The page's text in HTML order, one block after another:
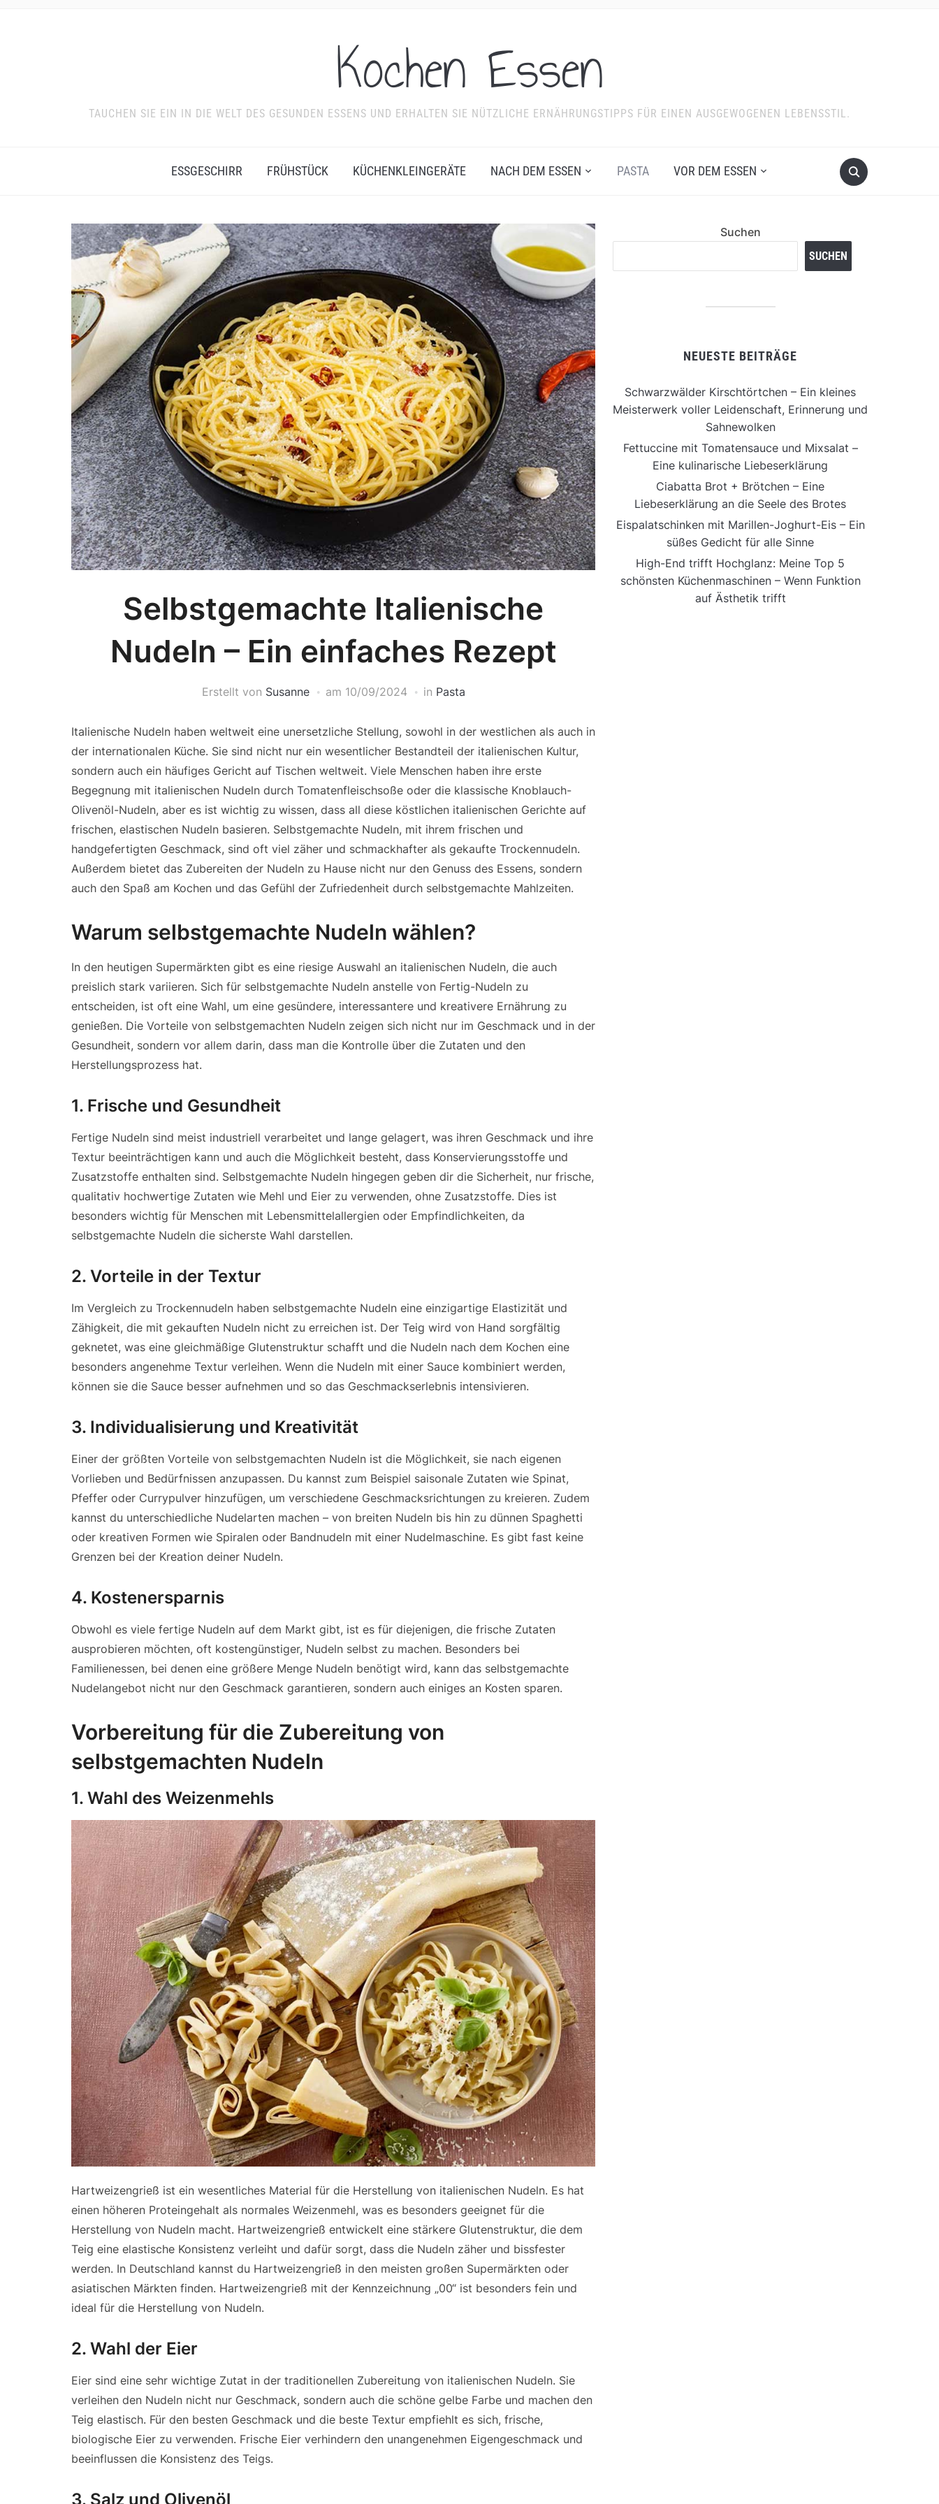
Kochen Essen
TAUCHEN SIE EIN IN DIE WELT DES GESUNDEN ESSENS UND ERHALTEN SIE NÜTZLICHE ERNÄHRUNGSTIPPS FÜR EINEN AUSGEWOGENEN LEBENSSTIL.
ESSGESCHIRR FRÜHSTÜCK KÜCHENKLEINGERÄTE NACH DEM ESSEN PASTA VOR DEM ESSEN
Selbstgemachte Italienische
Nudeln – Ein einfaches Rezept
Erstellt von Susanne am 10/09/2024 in Pasta
Italienische Nudeln haben weltweit eine unersetzliche Stellung, sowohl in der westlichen als auch in
der internationalen Küche. Sie sind nicht nur ein wesentlicher Bestandteil der italienischen Kultur,
sondern auch ein häufiges Gericht auf Tischen weltweit. Viele Menschen haben ihre erste
Begegnung mit italienischen Nudeln durch Tomatenfleischsoße oder die klassische Knoblauch-
Olivenöl-Nudeln, aber es ist wichtig zu wissen, dass all diese köstlichen italienischen Gerichte auf
frischen, elastischen Nudeln basieren. Selbstgemachte Nudeln, mit ihrem frischen und
handgefertigten Geschmack, sind oft viel zäher und schmackhafter als gekaufte Trockennudeln.
Außerdem bietet das Zubereiten der Nudeln zu Hause nicht nur den Genuss des Essens, sondern
auch den Spaß am Kochen und das Gefühl der Zufriedenheit durch selbstgemachte Mahlzeiten.
Warum selbstgemachte Nudeln wählen?
In den heutigen Supermärkten gibt es eine riesige Auswahl an italienischen Nudeln, die auch
preislich stark variieren. Sich für selbstgemachte Nudeln anstelle von Fertig-Nudeln zu
entscheiden, ist oft eine Wahl, um eine gesündere, interessantere und kreativere Ernährung zu
genießen. Die Vorteile von selbstgemachten Nudeln zeigen sich nicht nur im Geschmack und in der
Gesundheit, sondern vor allem darin, dass man die Kontrolle über die Zutaten und den
Herstellungsprozess hat.
1. Frische und Gesundheit
Fertige Nudeln sind meist industriell verarbeitet und lange gelagert, was ihren Geschmack und ihre
Textur beeinträchtigen kann und auch die Möglichkeit besteht, dass Konservierungsstoffe und
Zusatzstoffe enthalten sind. Selbstgemachte Nudeln hingegen geben dir die Sicherheit, nur frische,
qualitativ hochwertige Zutaten wie Mehl und Eier zu verwenden, ohne Zusatzstoffe. Dies ist
besonders wichtig für Menschen mit Lebensmittelallergien oder Empfindlichkeiten, da
selbstgemachte Nudeln die sicherste Wahl darstellen.
2. Vorteile in der Textur
Im Vergleich zu Trockennudeln haben selbstgemachte Nudeln eine einzigartige Elastizität und
Zähigkeit, die mit gekauften Nudeln nicht zu erreichen ist. Der Teig wird von Hand sorgfältig
geknetet, was eine gleichmäßige Glutenstruktur schafft und die Nudeln nach dem Kochen eine
besonders angenehme Textur verleihen. Wenn die Nudeln mit einer Sauce kombiniert werden,
können sie die Sauce besser aufnehmen und so das Geschmackserlebnis intensivieren.
3. Individualisierung und Kreativität
Einer der größten Vorteile von selbstgemachten Nudeln ist die Möglichkeit, sie nach eigenen
Vorlieben und Bedürfnissen anzupassen. Du kannst zum Beispiel saisonale Zutaten wie Spinat,
Pfeffer oder Currypulver hinzufügen, um verschiedene Geschmacksrichtungen zu kreieren. Zudem
kannst du unterschiedliche Nudelarten machen – von breiten Nudeln bis hin zu dünnen Spaghetti
oder kreativen Formen wie Spiralen oder Bandnudeln mit einer Nudelmaschine. Es gibt fast keine
Grenzen bei der Kreation deiner Nudeln.
4. Kostenersparnis
Obwohl es viele fertige Nudeln auf dem Markt gibt, ist es für diejenigen, die frische Zutaten
ausprobieren möchten, oft kostengünstiger, Nudeln selbst zu machen. Besonders bei
Familienessen, bei denen eine größere Menge Nudeln benötigt wird, kann das selbstgemachte
Nudelangebot nicht nur den Geschmack garantieren, sondern auch einiges an Kosten sparen.
Vorbereitung für die Zubereitung von
selbstgemachten Nudeln
1. Wahl des Weizenmehls
Hartweizengrieß ist ein wesentliches Material für die Herstellung von italienischen Nudeln. Es hat
einen höheren Proteingehalt als normales Weizenmehl, was es besonders geeignet für die
Herstellung von Nudeln macht. Hartweizengrieß entwickelt eine stärkere Glutenstruktur, die dem
Teig eine elastische Konsistenz verleiht und dafür sorgt, dass die Nudeln zäher und bissfester
werden. In Deutschland kannst du Hartweizengrieß in den meisten großen Supermärkten oder
asiatischen Märkten finden. Hartweizengrieß mit der Kennzeichnung „00“ ist besonders fein und
ideal für die Herstellung von Nudeln.
2. Wahl der Eier
Eier sind eine sehr wichtige Zutat in der traditionellen Zubereitung von italienischen Nudeln. Sie
verleihen den Nudeln nicht nur Geschmack, sondern auch die schöne gelbe Farbe und machen den
Teig elastisch. Für den besten Geschmack und die beste Textur empfiehlt es sich, frische,
biologische Eier zu verwenden. Frische Eier verhindern den unangenehmen Eigengeschmack und
beeinflussen die Konsistenz des Teigs.
3. Salz und Olivenöl
Suchen
SUCHEN
NEUESTE BEITRÄGE
Schwarzwälder Kirschtörtchen – Ein kleines
Meisterwerk voller Leidenschaft, Erinnerung und
Sahnewolken
Fettuccine mit Tomatensauce und Mixsalat –
Eine kulinarische Liebeserklärung
Ciabatta Brot + Brötchen – Eine
Liebeserklärung an die Seele des Brotes
Eispalatschinken mit Marillen-Joghurt-Eis – Ein
süßes Gedicht für alle Sinne
High-End trifft Hochglanz: Meine Top 5
schönsten Küchenmaschinen – Wenn Funktion
auf Ästhetik trifft